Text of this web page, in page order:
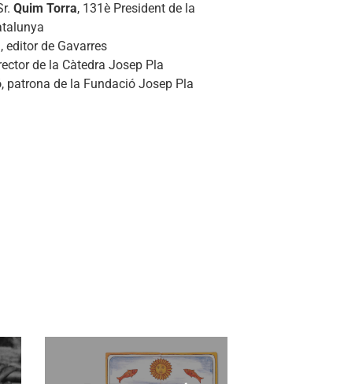
Quim Torra, 131è President de la
, editor de Gavarres
de la Càtedra Josep Pla
, patrona de la Fundació Josep Pla